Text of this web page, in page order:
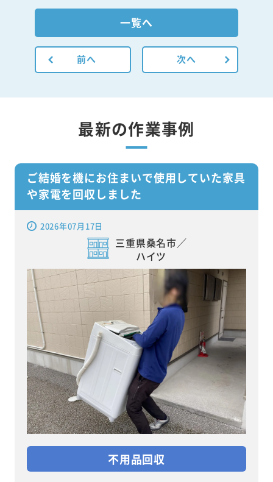
前へ
一覧へ
次へ
最新の作業事例
ご結婚を機にお住まいで使用していた家具
や家電を回収しました
2026年07月17日
三重県桑名市／
ハイツ
不用品回収